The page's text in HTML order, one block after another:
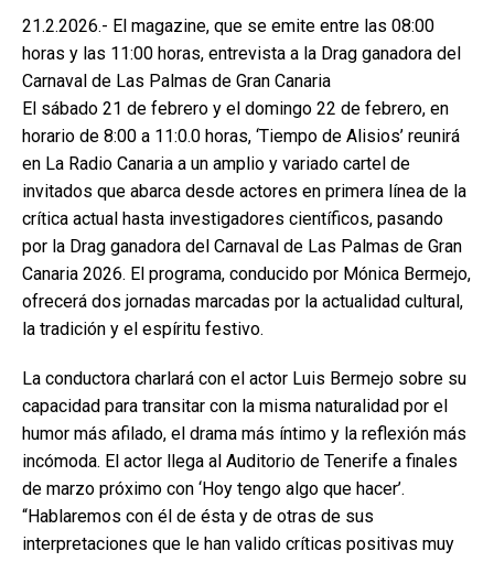
21.2.2026.- El magazine, que se emite entre las 08:00
horas y las 11:00 horas, entrevista a la Drag ganadora del
Carnaval de Las Palmas de Gran Canaria
El sábado 21 de febrero y el domingo 22 de febrero, en
horario de 8:00 a 11:0.0 horas, ‘Tiempo de Alisios’ reunirá
en La Radio Canaria a un amplio y variado cartel de
invitados que abarca desde actores en primera línea de la
crítica actual hasta investigadores científicos, pasando
por la Drag ganadora del Carnaval de Las Palmas de Gran
Canaria 2026. El programa, conducido por Mónica Bermejo,
ofrecerá dos jornadas marcadas por la actualidad cultural,
la tradición y el espíritu festivo.
La conductora charlará con el actor Luis Bermejo sobre su
capacidad para transitar con la misma naturalidad por el
humor más afilado, el drama más íntimo y la reflexión más
incómoda. El actor llega al Auditorio de Tenerife a finales
de marzo próximo con ‘Hoy tengo algo que hacer’.
“Hablaremos con él de ésta y de otras de sus
interpretaciones que le han valido críticas positivas muy